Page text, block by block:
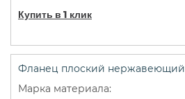
Купить в 1 клик
Фланец плоский нержавеющий